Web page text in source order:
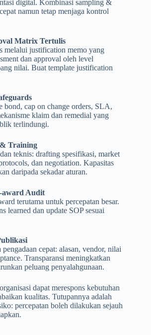
digital. Kombinasi sampling &
namun tetap menjaga kontrol
Matrix Tertulis
melalui justification memo yang
dan approval oleh level
nilai. Buat template justification
bond, cap on change orders, SLA,
klaim dan remedial yang
terlindungi.
Training
teknis: drafting spesifikasi, market
dan negotiation. Kapasitas
daripada sekadar aturan.
award Audit
terutama untuk percepatan besar.
learned dan update SOP sesuai
cepat: alasan, vendor, nilai
Transparansi meningkatkan
peluang penyalahgunaan.
dapat merespons kebutuhan
kualitas. Tutupannya adalah
percepatan boleh dilakukan sejauh